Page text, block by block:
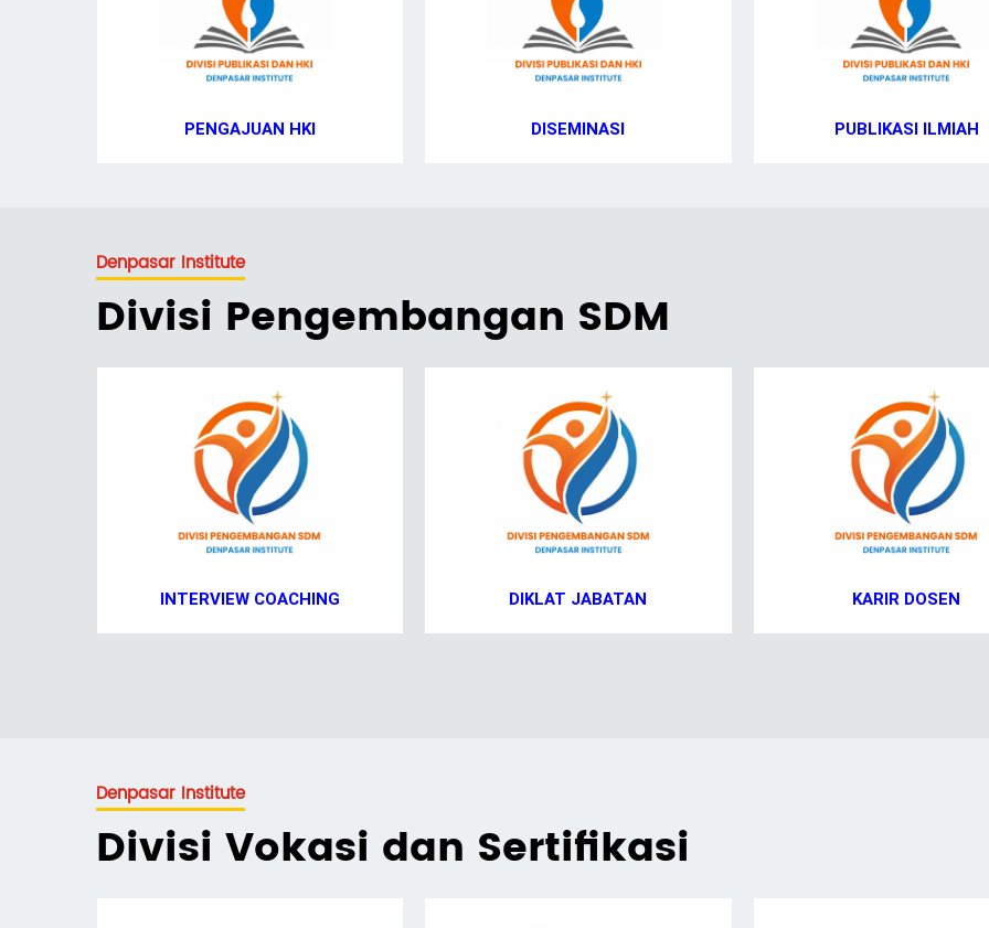
PENGAJUAN HKI DISEMINASI PUBLIKASI ILMIAH
Denpasar Institute
Divisi Pengembangan SDM
INTERVIEW COACHING DIKLAT JABATAN KARIR DOSEN
Denpasar Institute
Divisi Vokasi dan Sertifikasi